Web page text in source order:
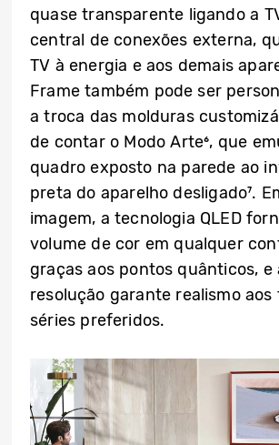
quase transparente ligando a
central de conexões externa,
TV à energia e aos demais
Frame também pode ser
a troca das molduras
de contar o Modo Arte⁶, que
quadro exposto na parede ao
preta do aparelho desligado⁷.
imagem, a tecnologia QLED
volume de cor em qualquer
graças aos pontos quânticos, e
resolução garante realismo aos
séries preferidos.